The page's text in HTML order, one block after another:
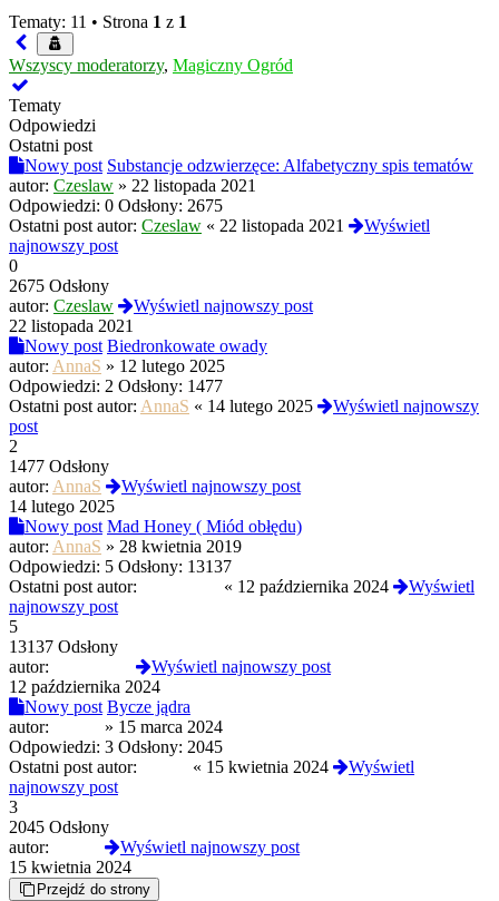
Tematy: 11 • Strona 1 z 1
Wszyscy moderatorzy, Magiczny Ogród
Tematy
Odpowiedzi
Ostatni post
Nowy post Substancje odzwierzęce: Alfabetyczny spis tematów
autor: Czeslaw » 22 listopada 2021
Odpowiedzi: 0 Odsłony: 2675
Ostatni post autor: Czeslaw « 22 listopada 2021
Wyświetl
najnowszy post
0
2675 Odsłony
autor: Czeslaw
Wyświetl najnowszy post
22 listopada 2021
Nowy post Biedronkowate owady
autor: AnnaS » 12 lutego 2025
Odpowiedzi: 2 Odsłony: 1477
Ostatni post autor: AnnaS « 14 lutego 2025
Wyświetl najnowszy
post
2
1477 Odsłony
autor: AnnaS
Wyświetl najnowszy post
14 lutego 2025
Nowy post Mad Honey ( Miód obłędu)
autor: AnnaS » 28 kwietnia 2019
Odpowiedzi: 5 Odsłony: 13137
Ostatni post autor:
« 12 października 2024
Wyświetl
najnowszy post
5
13137 Odsłony
autor:
Wyświetl najnowszy post
12 października 2024
Nowy post Bycze jądra
autor:
» 15 marca 2024
Odpowiedzi: 3 Odsłony: 2045
Ostatni post autor:
« 15 kwietnia 2024
Wyświetl
najnowszy post
3
2045 Odsłony
autor:
Wyświetl najnowszy post
15 kwietnia 2024
Przejdź do strony